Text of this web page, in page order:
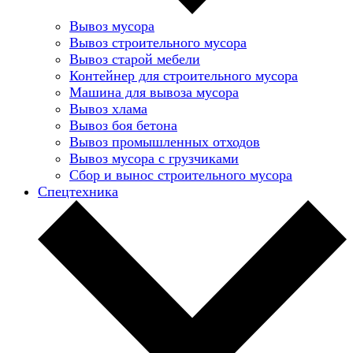
Вывоз мусора
Вывоз строительного мусора
Вывоз старой мебели
Контейнер для строительного мусора
Машина для вывоза мусора
Вывоз хлама
Вывоз боя бетона
Вывоз промышленных отходов
Вывоз мусора с грузчиками
Сбор и вынос строительного мусора
Спецтехника